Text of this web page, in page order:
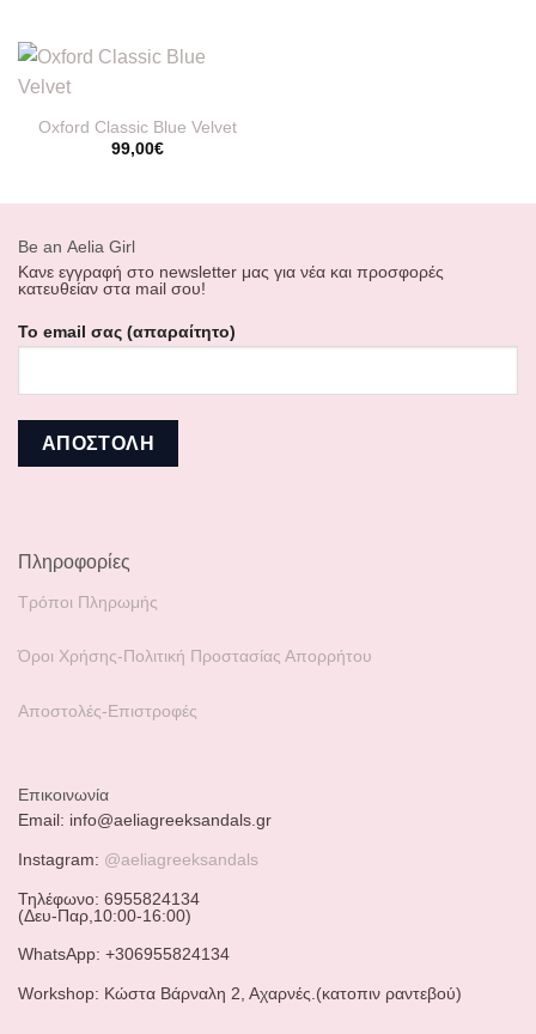
Oxford Classic Blue Velvet
99,00€
Πληροφορίες
Τρόποι Πληρωμής
Όροι Χρήσης-Πολιτική Προστασίας Απορρήτου
Αποστολές-Επιστροφές
Επικοινωνία
Email: info@aeliagreeksandals.gr
Instagram: @aeliagreeksandals
Τηλέφωνο: 6955824134
(Δευ-Παρ,10:00-16:00)
WhatsApp: +306955824134
Workshop: Κώστα Βάρναλη 2, Αχαρνές.(κατοπιν ραντεβού)
Βe an Αelia Girl
Κανε εγγραφή στο newsletter μας για νέα και προσφορές
κατευθείαν στα mail σου!
Το email σας (απαραίτητο)